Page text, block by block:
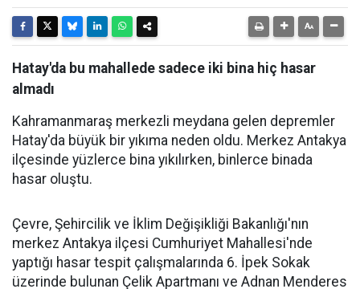
Hatay'da bu mahallede sadece iki bina hiç hasar
almadı
Kahramanmaraş merkezli meydana gelen depremler
Hatay'da büyük bir yıkıma neden oldu. Merkez Antakya
ilçesinde yüzlerce bina yıkılırken, binlerce binada
hasar oluştu.
Çevre, Şehircilik ve İklim Değişikliği Bakanlığı'nın
merkez Antakya ilçesi Cumhuriyet Mahallesi'nde
yaptığı hasar tespit çalışmalarında 6. İpek Sokak
üzerinde bulunan Çelik Apartmanı ve Adnan Menderes